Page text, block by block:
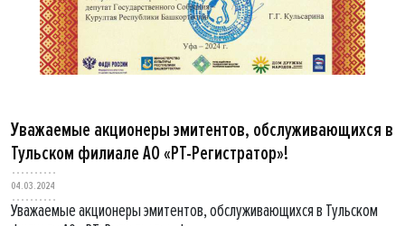
Уважаемые акционеры эмитентов, обслуживающихся в
Тульском филиале АО «РТ-Регистратор»!
04.03.2024
Уважаемые акционеры эмитентов, обслуживающихся в Тульском